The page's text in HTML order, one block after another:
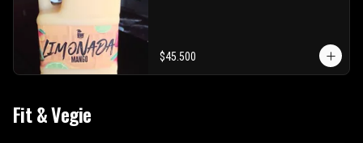
$45.500
Fit & Vegie